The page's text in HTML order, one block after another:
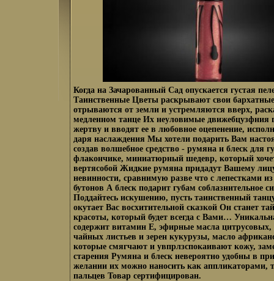
Когда на Зачарованный Сад опускается густая
Таинственные Цветы раскрывают свои
отрываются от земли и устремляются вверх,
медленном танце Их неуловимые движебцузфния
жертву и вводят ее в любовное оцепенение,
даря наслаждения Мы хотели подарить Вам
создав волшебное средство - румяна и блеск для
флакончике, миниатюрный шедевр, который
вертясобой Жидкие румяна придадут Вашему
невинности, сравнимую разве что с лепестками из
бутонов А блеск подарит губам соблазнительное
Поддайтесь искушению, пусть таинственный
окутает Вас восхитительной сказкой Он станет
красоты, который будет всегда с Вами…
содержит витамин Е, эфирные масла цитрусовых,
чайных листьев и зерен кукурузы, масло
которые смягчают и увпрлзспокаивают кожу,
старения Румяна и блеск невероятно удобны в
желании их можно наносить как аппликаторами,
пальцев Товар сертифицирован.